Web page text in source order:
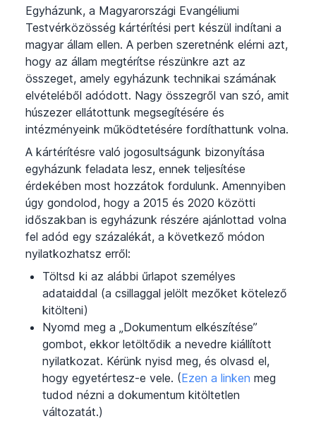
Egyházunk, a Magyarországi Evangéliumi
Testvérközösség kártérítési pert készül indítani a
magyar állam ellen. A perben szeretnénk elérni azt,
hogy az állam megtérítse részünkre azt az
összeget, amely egyházunk technikai számának
elvételéből adódott. Nagy összegről van szó, amit
húszezer ellátottunk megsegítésére és
intézményeink működtetésére fordíthattunk volna.
A kártérítésre való jogosultságunk bizonyítása
egyházunk feladata lesz, ennek teljesítése
érdekében most hozzátok fordulunk. Amennyiben
úgy gondolod, hogy a 2015 és 2020 közötti
időszakban is egyházunk részére ajánlottad volna
fel adód egy százalékát, a következő módon
nyilatkozhatsz erről:
Töltsd ki az alábbi űrlapot személyes
adataiddal (a csillaggal jelölt mezőket kötelező
kitölteni)
Nyomd meg a „Dokumentum elkészítése”
gombot, ekkor letöltődik a nevedre kiállított
nyilatkozat. Kérünk nyisd meg, és olvasd el,
hogy egyetértesz-e vele. (Ezen a linken meg
tudod nézni a dokumentum kitöltetlen
változatát.)